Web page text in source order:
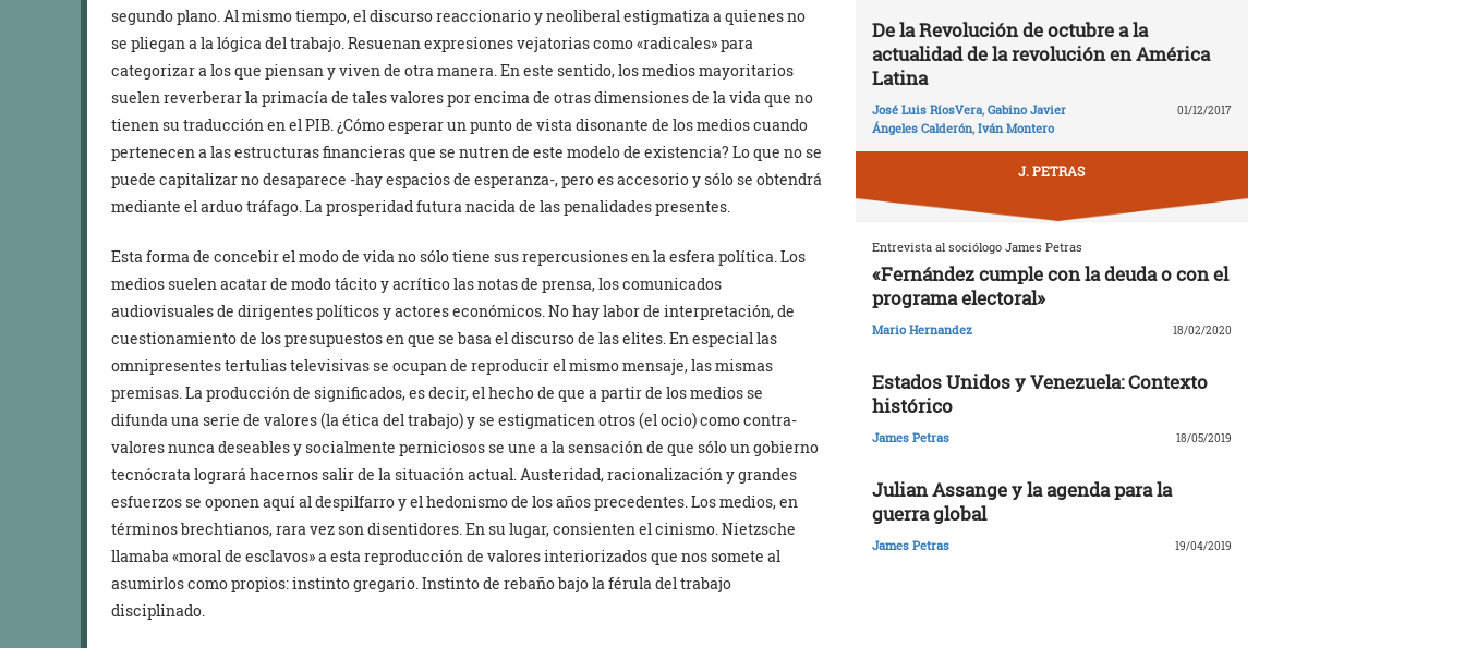
segundo plano. Al mismo tiempo, el discurso reaccionario y neoliberal estigmatiza a quienes no
se pliegan a la lógica del trabajo. Resuenan expresiones vejatorias como «radicales» para
categorizar a los que piensan y viven de otra manera. En este sentido, los medios mayoritarios
suelen reverberar la primacía de tales valores por encima de otras dimensiones de la vida que no
tienen su traducción en el PIB. ¿Cómo esperar un punto de vista disonante de los medios cuando
pertenecen a las estructuras financieras que se nutren de este modelo de existencia? Lo que no se
puede capitalizar no desaparece -hay espacios de esperanza-, pero es accesorio y sólo se obtendrá
mediante el arduo tráfago. La prosperidad futura nacida de las penalidades presentes.
Esta forma de concebir el modo de vida no sólo tiene sus repercusiones en la esfera política. Los
medios suelen acatar de modo tácito y acrítico las notas de prensa, los comunicados
audiovisuales de dirigentes políticos y actores económicos. No hay labor de interpretación, de
cuestionamiento de los presupuestos en que se basa el discurso de las elites. En especial las
omnipresentes tertulias televisivas se ocupan de reproducir el mismo mensaje, las mismas
premisas. La producción de significados, es decir, el hecho de que a partir de los medios se
difunda una serie de valores (la ética del trabajo) y se estigmaticen otros (el ocio) como contra-
valores nunca deseables y socialmente perniciosos se une a la sensación de que sólo un gobierno
tecnócrata logrará hacernos salir de la situación actual. Austeridad, racionalización y grandes
esfuerzos se oponen aquí al despilfarro y el hedonismo de los años precedentes. Los medios, en
términos brechtianos, rara vez son disentidores. En su lugar, consienten el cinismo. Nietzsche
llamaba «moral de esclavos» a esta reproducción de valores interiorizados que nos somete al
asumirlos como propios: instinto gregario. Instinto de rebaño bajo la férula del trabajo
disciplinado.
De la Revolución de octubre a la
actualidad de la revolución en América
Latina
José Luis RíosVera, Gabino Javier
Ángeles Calderón, Iván Montero
01/12/2017
J. PETRAS
Entrevista al sociólogo James Petras
«Fernández cumple con la deuda o con el
programa electoral»
Mario Hernandez 18/02/2020
Estados Unidos y Venezuela: Contexto
histórico
James Petras 18/05/2019
Julian Assange y la agenda para la
guerra global
James Petras 19/04/2019